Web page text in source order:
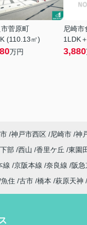
菅原町
(110.13㎡)
万円
尼崎市
1LDK
3,880
神戸市西区 尼崎市 神
部 西山 香里ケ丘 東園
線 京阪本線 奈良線 阪
魚住 古市 橋本 萩原天神